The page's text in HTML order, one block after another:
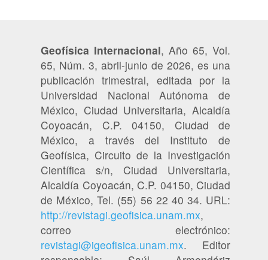
Geofísica Internacional, Año 65, Vol.
65, Núm. 3, abril-junio de 2026, es una
publicación trimestral, editada por la
Universidad Nacional Autónoma de
México, Ciudad Universitaria, Alcaldía
Coyoacán, C.P. 04150, Ciudad de
México, a través del Instituto de
Geofísica, Circuito de la Investigación
Científica s/n, Ciudad Universitaria,
Alcaldía Coyoacán, C.P. 04150, Ciudad
de México, Tel. (55) 56 22 40 34. URL:
http://revistagi.geofisica.unam.mx,
correo electrónico:
revistagi@igeofisica.unam.mx. Editor